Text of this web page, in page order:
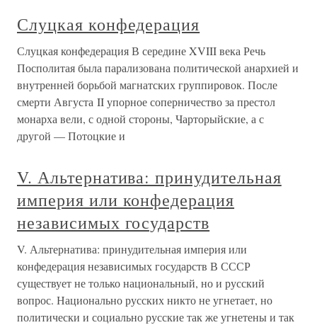
Слуцкая конфедерация
Слуцкая конфедерация В середине XVIII века Речь
Посполитая была парализована политической анархией и
внутренней борьбой магнатских группировок. После
смерти Августа II упорное соперничество за престол
монарха вели, с одной стороны, Чарторыйские, а с
другой — Потоцкие и
V. Альтернатива: принудительная
империя или конфедерация
независимых государств
V. Альтернатива: принудительная империя или
конфедерация независимых государств В СССР
существует не только национальный, но и русский
вопрос. Национально русских никто не угнетает, но
политически и социально русские так же угнетены и так